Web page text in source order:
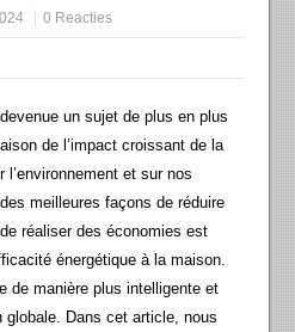
0 Reacties
un sujet de plus en plus
de l’impact croissant de la
l’environnement et sur nos
meilleures façons de réduire
réaliser des économies est
énergétique à la maison.
de manière plus intelligente et
globale. Dans cet article, nous